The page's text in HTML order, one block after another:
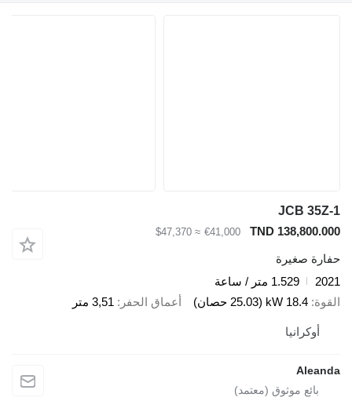
JCB 35Z-
TND
€41,000
≈ $47,370
صغيرة
1.529 متر / ساعة
18.4 kW (25.03 حصان) أعماق الحفر 3,51 متر
أوكرانيا